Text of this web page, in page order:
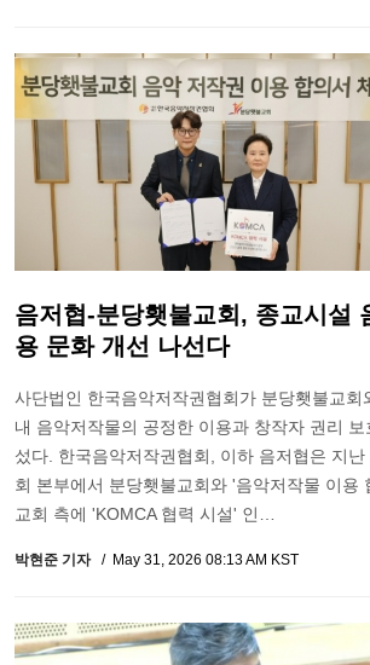
음저협-분당횃불교회, 종교시설
용 문화 개선 나선다
사단법인 한국음악저작권협회가 분당횃불교회
내 음악저작물의 공정한 이용과 창작자 권리
섰다. 한국음악저작권협회, 이하 음저협은 지
회 본부에서 분당횃불교회와 '음악저작물 이용
교회 측에 'KOMCA 협력 시설' 인…
박현준 기자 May 31, 2026 08:13 AM KST